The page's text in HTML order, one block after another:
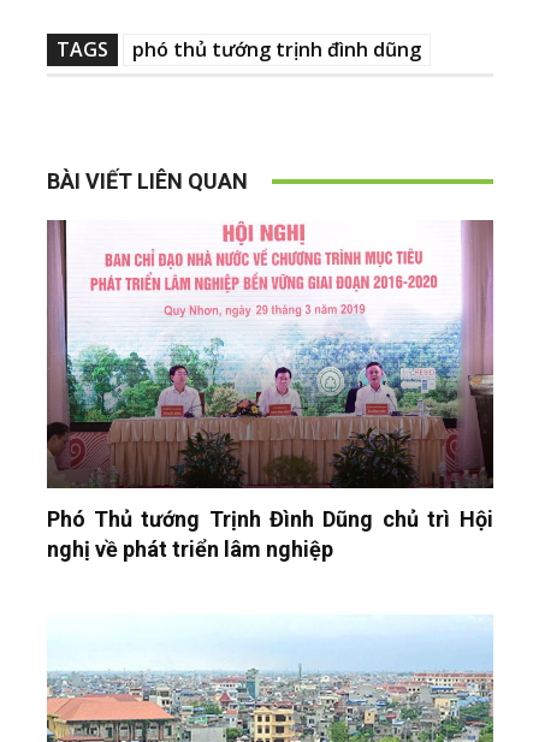
TAGS phó thủ tướng trịnh đình dũng
BÀI VIẾT LIÊN QUAN
Phó Thủ tướng Trịnh Đình Dũng chủ trì Hội
nghị về phát triển lâm nghiệp